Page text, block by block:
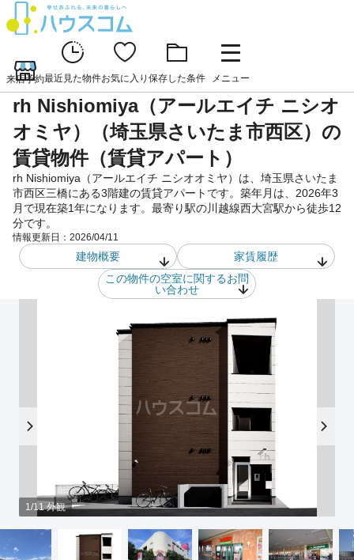
来店予約最近見た物件お気に入り 保存した条件 メニュー
rh Nishiomiya（アールエイチ ニシオ
オミヤ）（埼玉県さいたま市西区）の
賃貸物件（賃貸アパート）
rh Nishiomiya（アールエイチ ニシオオミヤ）は、埼玉県さいたま
市西区三橋にある3階建の賃貸アパートです。築年月は、2026年3
月で現在築1年になります。最寄り駅の川越線西大宮駅から徒歩12
分です。
情報更新日： 2026/04/11
建物概要
家賃履歴
この物件の空室に関するお問
い合わせ
1/11 外観